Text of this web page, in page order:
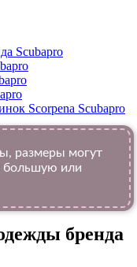
Scubapro
Scorpena Scubapro
размеры могут
большую или
брендa